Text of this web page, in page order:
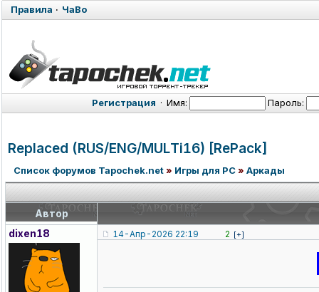
Правила · ЧаВо
Регистрация · Имя: Пароль:
Replaced (RUS/ENG/MULTi16) [RePack]
Список форумов Tapochek.net» Игры для PC» Аркады
Автор
dixen18
14-Апр-2026 22:19 2 [+]